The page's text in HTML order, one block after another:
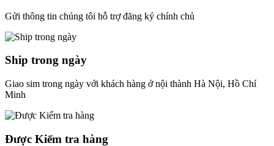
Gửi thông tin chúng tôi hỗ trợ đăng ký chính chủ
Ship trong ngày
Giao sim trong ngày với khách hàng ở nội thành Hà Nội, Hồ Chí
Minh
Được Kiểm tra hàng